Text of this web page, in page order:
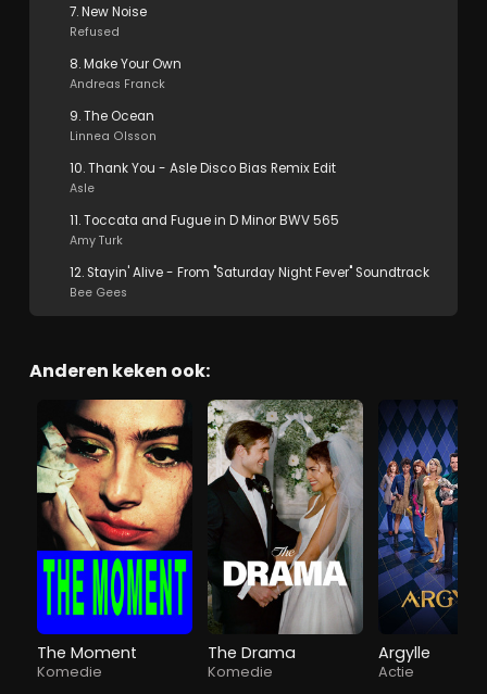
7. New Noise
Refused
8. Make Your Own
Andreas Franck
9. The Ocean
Linnea Olsson
10. Thank You - Asle Disco Bias Remix Edit
Asle
11. Toccata and Fugue in D Minor BWV 565
Amy Turk
12. Stayin' Alive - From "Saturday Night Fever" Soundtrack
Bee Gees
Anderen keken ook:
The Moment
Komedie
The Drama
Komedie
Argylle
Actie